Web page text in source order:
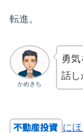
転進。
かめきち
勇
話し
に